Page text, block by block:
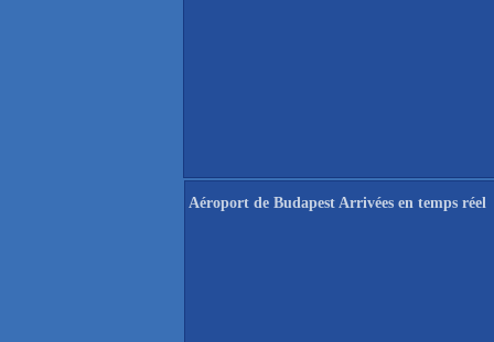
Aéroport de Budapest Arrivées en temps réel